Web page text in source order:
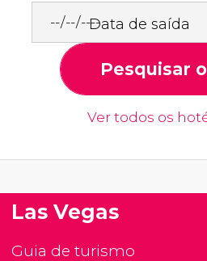
Data de saída
Pesquisar
Ver todos os
Las Vegas
Guia de turismo